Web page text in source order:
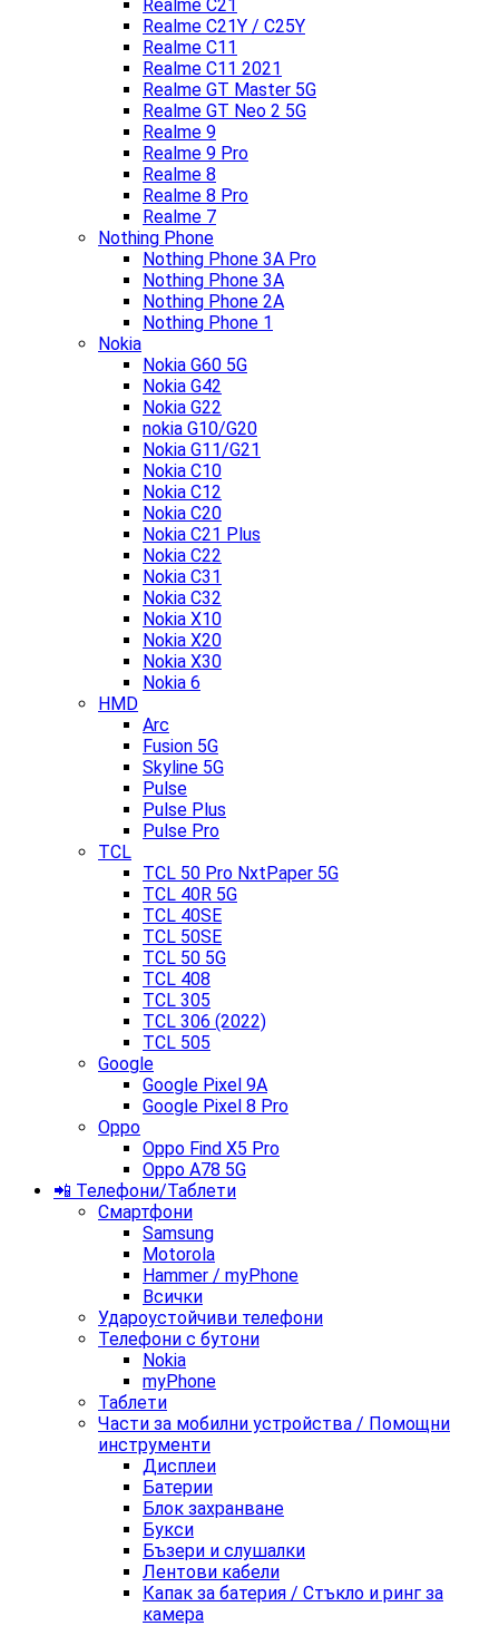
Realme C21
Realme C21Y / C25Y
Realme C11
Realme C11 2021
Realme GT Master 5G
Realme GT Neo 2 5G
Realme 9
Realme 9 Pro
Realme 8
Realme 8 Pro
Realme 7
Nothing Phone
Nothing Phone 3A Pro
Nothing Phone 3A
Nothing Phone 2A
Nothing Phone 1
Nokia
Nokia G60 5G
Nokia G42
Nokia G22
nokia G10/G20
Nokia G11/G21
Nokia C10
Nokia C12
Nokia C20
Nokia C21 Plus
Nokia C22
Nokia C31
Nokia C32
Nokia X10
Nokia X20
Nokia X30
Nokia 6
HMD
Arc
Fusion 5G
Skyline 5G
Pulse
Pulse Plus
Pulse Pro
TCL
TCL 50 Pro NxtPaper 5G
TCL 40R 5G
TCL 40SE
TCL 50SE
TCL 50 5G
TCL 408
TCL 305
TCL 306 (2022)
TCL 505
Google
Google Pixel 9A
Google Pixel 8 Pro
Oppo
Oppo Find X5 Pro
Oppo A78 5G
📲 Телефони/Таблети
Смартфони
Samsung
Motorola
Hammer / myPhone
Всички
Удароустойчиви телефони
Телефони с бутони
Nokia
myPhone
Таблети
Части за мобилни устройства / Помощни
инструменти
Дисплеи
Батерии
Блок захранване
Букси
Бъзери и слушалки
Лентови кабели
Капак за батерия / Стъкло и ринг за
камера